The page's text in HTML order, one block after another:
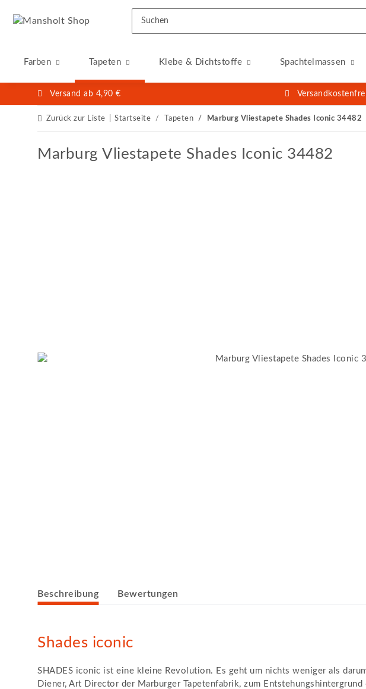
Farben Tapeten Klebe & Dichtstoffe Spachtelmassen
Versand ab 4,90 €
Zurück zur Liste Startseite Tapeten Marburg Vliestapete Shades Iconic 34482
Marburg Vliestapete Shades Iconic 34482
weitere Registerkarten anzeigen
Beschreibung Bewertungen
Shades iconic
SHADES iconic ist eine kleine Revolution. Es geht um nichts weniger als
Diener, Art Director der Marburger Tapetenfabrik, zum